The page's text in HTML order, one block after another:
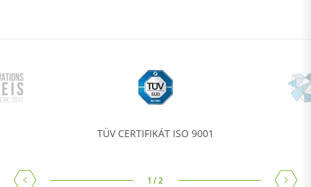
TÜV CERTIFIKÁT ISO 9001
1 /2